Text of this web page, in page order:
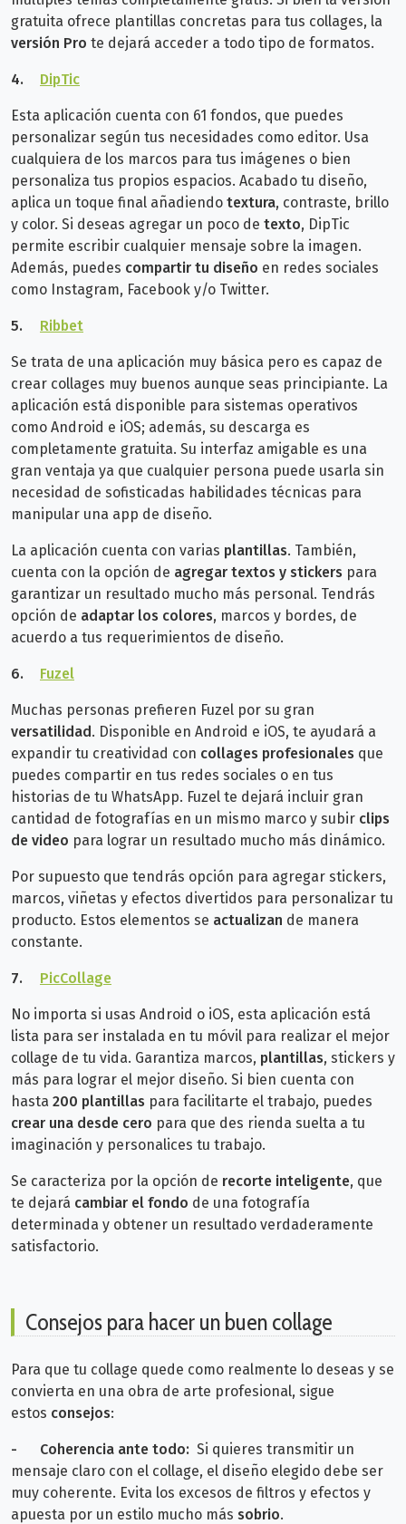
gratuita ofrece plantillas concretas para tus collages, la
versión Pro te dejará acceder a todo tipo de formatos.
4. DipTic
Esta aplicación cuenta con 61 fondos, que puedes
personalizar según tus necesidades como editor. Usa
cualquiera de los marcos para tus imágenes o bien
personaliza tus propios espacios. Acabado tu diseño,
aplica un toque final añadiendo textura, contraste, brillo
y color. Si deseas agregar un poco de texto, DipTic
permite escribir cualquier mensaje sobre la imagen.
Además, puedes compartir tu diseño en redes sociales
como Instagram, Facebook y/o Twitter.
5. Ribbet
Se trata de una aplicación muy básica pero es capaz de
crear collages muy buenos aunque seas principiante. La
aplicación está disponible para sistemas operativos
como Android e iOS; además, su descarga es
completamente gratuita. Su interfaz amigable es una
gran ventaja ya que cualquier persona puede usarla sin
necesidad de sofisticadas habilidades técnicas para
manipular una app de diseño.
La aplicación cuenta con varias plantillas. También,
cuenta con la opción de agregar textos y stickers para
garantizar un resultado mucho más personal. Tendrás
opción de adaptar los colores, marcos y bordes, de
acuerdo a tus requerimientos de diseño.
6. Fuzel
Muchas personas prefieren Fuzel por su gran
versatilidad. Disponible en Android e iOS, te ayudará a
expandir tu creatividad con collages profesionales que
puedes compartir en tus redes sociales o en tus
historias de tu WhatsApp. Fuzel te dejará incluir gran
cantidad de fotografías en un mismo marco y subir clips
de video para lograr un resultado mucho más dinámico.
Por supuesto que tendrás opción para agregar stickers,
marcos, viñetas y efectos divertidos para personalizar tu
producto. Estos elementos se actualizan de manera
constante.
7. PicCollage
No importa si usas Android o iOS, esta aplicación está
lista para ser instalada en tu móvil para realizar el mejor
collage de tu vida. Garantiza marcos, plantillas, stickers y
más para lograr el mejor diseño. Si bien cuenta con
hasta 200 plantillas para facilitarte el trabajo, puedes
crear una desde cero para que des rienda suelta a tu
imaginación y personalices tu trabajo.
Se caracteriza por la opción de recorte inteligente, que
te dejará cambiar el fondo de una fotografía
determinada y obtener un resultado verdaderamente
satisfactorio.
Consejos para hacer un buen collage
Para que tu collage quede como realmente lo deseas y se
convierta en una obra de arte profesional, sigue
estos consejos:
- Coherencia ante todo: Si quieres transmitir un
mensaje claro con el collage, el diseño elegido debe ser
muy coherente. Evita los excesos de filtros y efectos y
apuesta por un estilo mucho más sobrio.